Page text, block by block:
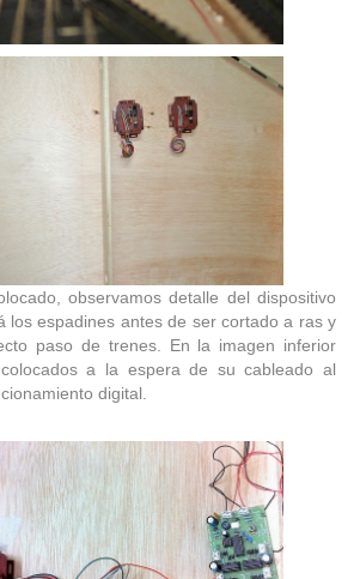
observamos detalle del dispositivo
los espadines antes de ser cortado a ras y
paso de trenes. En la imagen inferior
a la espera de su cableado al
digital.